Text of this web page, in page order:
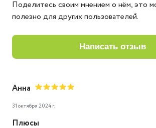
Анна
31 октября 2024 г.
Плюсы
Поделитесь своим мнением о нём, это
полезно для других пользователей.
написать отзыв